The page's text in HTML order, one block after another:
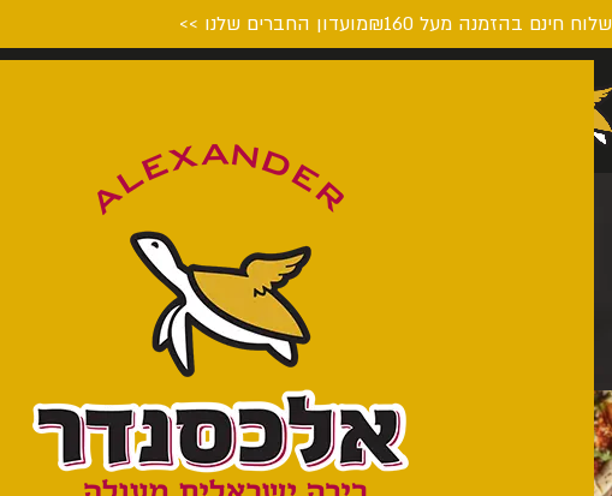
חינם בהזמנה מעל ₪160 מועדון החברים שלנו >>
נופשוניתמארזים בהרכבה אישית